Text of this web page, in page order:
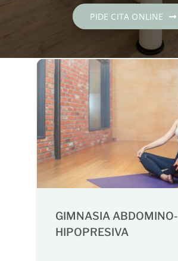
PIDE CITA ONLINE
GIMNASIA ABDOMINO-
HIPOPRESIVA